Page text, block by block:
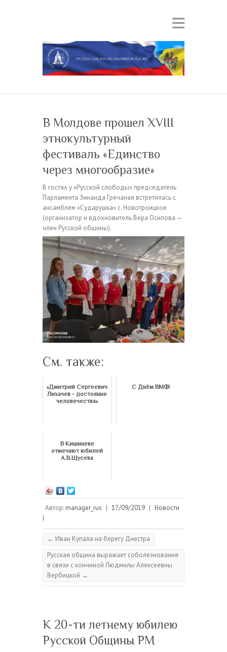
В Молдове прошел XVIII
этнокультурный
фестиваль «Единство
через многообразие»
В гостях у «Русской слободы» председатель
Парламента Зинаида Гречаная встретилась с
ансамблем «Сударушка» с. Новотроицкое
(организатор и вдохновитель Вера Осипова —
член Русской общины).
См. также:
«Дмитрий Сергеевич
Лихачев - достояние
человечества»
С Днём ВМФ!
В Кишиневе
отмечают юбилей
А.В.Щусева
Автор: manager_rus | 17/09/2019 | Новости
|
← Иван Купала на берегу Днестра
Русская община выражает соболезнования
в связи с кончиной Людмилы Алексеевны
Вербицкой →
К 20-ти летнему юбилею
Русской Общины РМ